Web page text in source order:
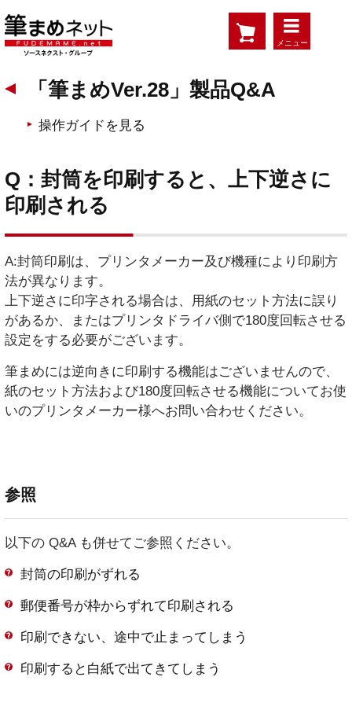
メニュー
「筆まめVer.28」製品Q&A
操作ガイドを見る
Q：封筒を印刷すると、上下逆さに
印刷される
A:封筒印刷は、プリンタメーカー及び機種により印刷方
法が異なります。
上下逆さに印字される場合は、用紙のセット方法に誤り
があるか、またはプリンタドライバ側で180度回転させる
設定をする必要がございます。
筆まめには逆向きに印刷する機能はございませんので、
紙のセット方法および180度回転させる機能についてお使
いのプリンタメーカー様へお問い合わせください。
参照
以下の Q&A も併せてご参照ください。
封筒の印刷がずれる
郵便番号が枠からずれて印刷される
印刷できない、途中で止まってしまう
印刷すると白紙で出てきてしまう